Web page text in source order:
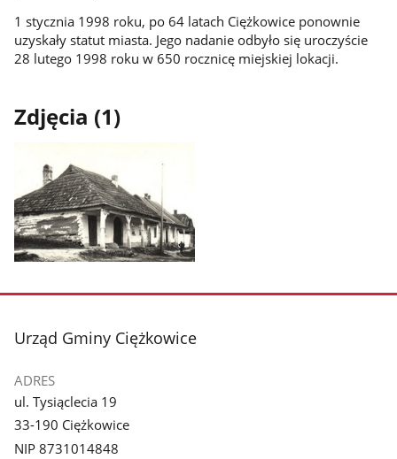
1 stycznia 1998 roku, po 64 latach Ciężkowice ponownie
uzyskały statut miasta. Jego nadanie odbyło się uroczyście
28 lutego 1998 roku w 650 rocznicę miejskiej lokacji.
Zdjęcia (1)
galerii.
stopka
Urząd Gminy Ciężkowice
ADRES
ul. Tysiąclecia 19
33-190 Ciężkowice
NIP 8731014848